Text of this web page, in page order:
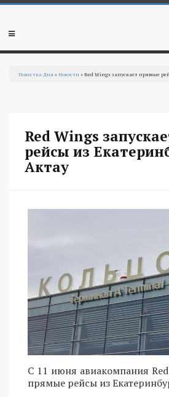
Перейти к основному содержанию
Мобильное
Повестка Дня »Новости » Red Wings запускает прямые
Red Wings
рейсы из
Актау
С 11 июня авиакомпания Red
прямые рейсы из